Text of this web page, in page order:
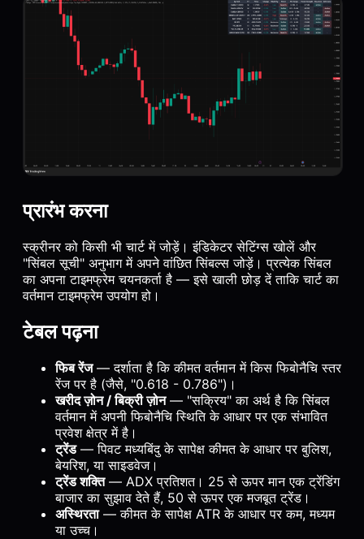
प्रारंभ करना
स्क्रीनर को किसी भी चार्ट में जोड़ें। इंडिकेटर सेटिंग्स खोलें और
"सिंबल सूची" अनुभाग में अपने वांछित सिंबल्स जोड़ें। प्रत्येक सिंबल
का अपना टाइमफ्रेम चयनकर्ता है — इसे खाली छोड़ दें ताकि चार्ट का
वर्तमान टाइमफ्रेम उपयोग हो।
टेबल पढ़ना
फिब रेंज— दर्शाता है कि कीमत वर्तमान में किस फिबोनैचि स्तर
रेंज पर है (जैसे, "0.618 - 0.786")।
खरीद ज़ोन / बिक्री ज़ोन— "सक्रिय" का अर्थ है कि सिंबल
वर्तमान में अपनी फिबोनैचि स्थिति के आधार पर एक संभावित
प्रवेश क्षेत्र में है।
ट्रेंड— पिवट मध्यबिंदु के सापेक्ष कीमत के आधार पर बुलिश,
बेयरिश, या साइडवेज।
ट्रेंड शक्ति— ADX प्रतिशत। 25 से ऊपर मान एक ट्रेंडिंग
बाजार का सुझाव देते हैं, 50 से ऊपर एक मजबूत ट्रेंड।
अस्थिरता— कीमत के सापेक्ष ATR के आधार पर कम, मध्यम
या उच्च।